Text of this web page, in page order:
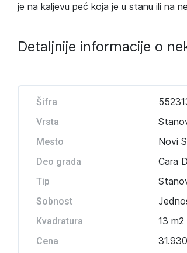
je na kaljevu peć koja je u stanu ili na
Detaljnije informacije o
Šifra
Vrsta
Mesto Novi
Deo grada Cara
Tip
Sobnost
Kvadratura 13 m2
Cena